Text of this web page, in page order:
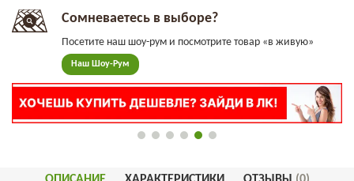
Сомневаетесь в выборе?
Посетите наш шоу-рум и посмотрите товар «в живую»
Наш Шоу-Рум